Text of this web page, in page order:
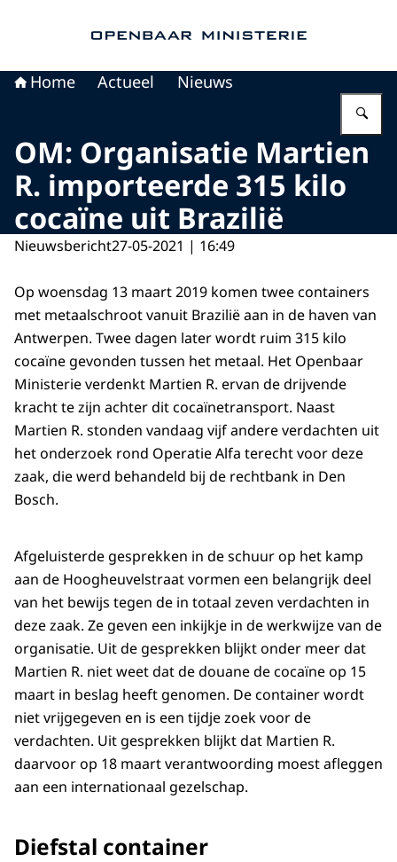
Home Actueel Nieuws
OM: Organisatie Martien
R. importeerde 315 kilo
cocaïne uit Brazilië
Nieuwsbericht27-05-2021 | 16:49
Op woensdag 13 maart 2019 komen twee containers
met metaalschroot vanuit Brazilië aan in de haven van
Antwerpen. Twee dagen later wordt ruim 315 kilo
cocaïne gevonden tussen het metaal. Het Openbaar
Ministerie verdenkt Martien R. ervan de drijvende
kracht te zijn achter dit cocaïnetransport. Naast
Martien R. stonden vandaag vijf andere verdachten uit
het onderzoek rond Operatie Alfa terecht voor deze
zaak, die werd behandeld bij de rechtbank in Den
Bosch.
Afgeluisterde gesprekken in de schuur op het kamp
aan de Hoogheuvelstraat vormen een belangrijk deel
van het bewijs tegen de in totaal zeven verdachten in
deze zaak. Ze geven een inkijkje in de werkwijze van de
organisatie. Uit de gesprekken blijkt onder meer dat
Martien R. niet weet dat de douane de cocaïne op 15
maart in beslag heeft genomen. De container wordt
niet vrijgegeven en is een tijdje zoek voor de
verdachten. Uit gesprekken blijkt dat Martien R.
daarvoor op 18 maart verantwoording moest afleggen
aan een internationaal gezelschap.
Diefstal container